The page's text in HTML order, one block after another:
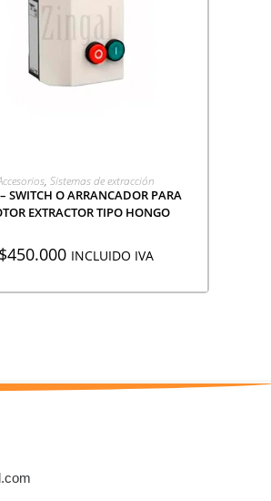
AGREGAR A COTIZACIÓN
, Sistemas de extracción
SWITCH O ARRANCADOR PARA
EXTRACTOR TIPO HONGO
$450.000 INCLUIDO IVA